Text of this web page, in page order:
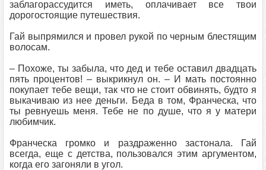
заблагорассудится иметь, оплачивает все твои
дорогостоящие путешествия.
Гай выпрямился и провел рукой по черным блестящим
волосам.
– Похоже, ты забыла, что дед и тебе оставил двадцать
пять процентов! – выкрикнул он. – И мать постоянно
покупает тебе вещи, так что не стоит обвинять, будто я
выкачиваю из нее деньги. Беда в том, Франческа, что
ты ревнуешь меня. Тебе не по душе, что я у матери
любимчик.
Франческа громко и раздраженно застонала. Гай
всегда, еще с детства, пользовался этим аргументом,
когда его загоняли в угол.